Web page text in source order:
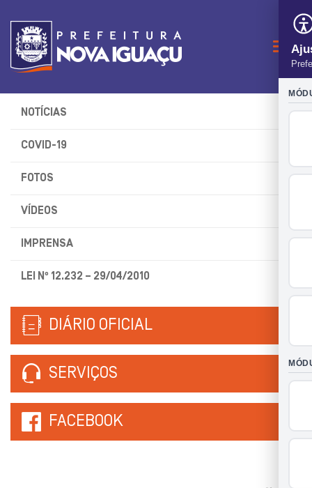
NOTÍCIAS
COVID-19
FOTOS
VÍDEOS
IMPRENSA
LEI Nº 12.232 – 29/04/2010
DIÁRIO OFICIAL
SERVIÇOS
FACEBOOK